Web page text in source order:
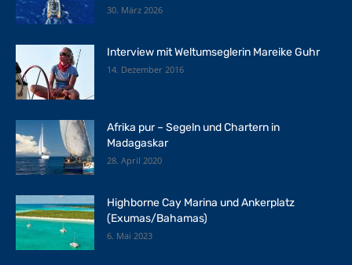
30. März 2026
Interview mit Weltumseglerin Mareike Guhr
14. Dezember 2016
Afrika pur – Segeln und Chartern in
Madagaskar
28. April 2020
Highborne Cay Marina und Ankerplatz
(Exumas/Bahamas)
6. Mai 2023